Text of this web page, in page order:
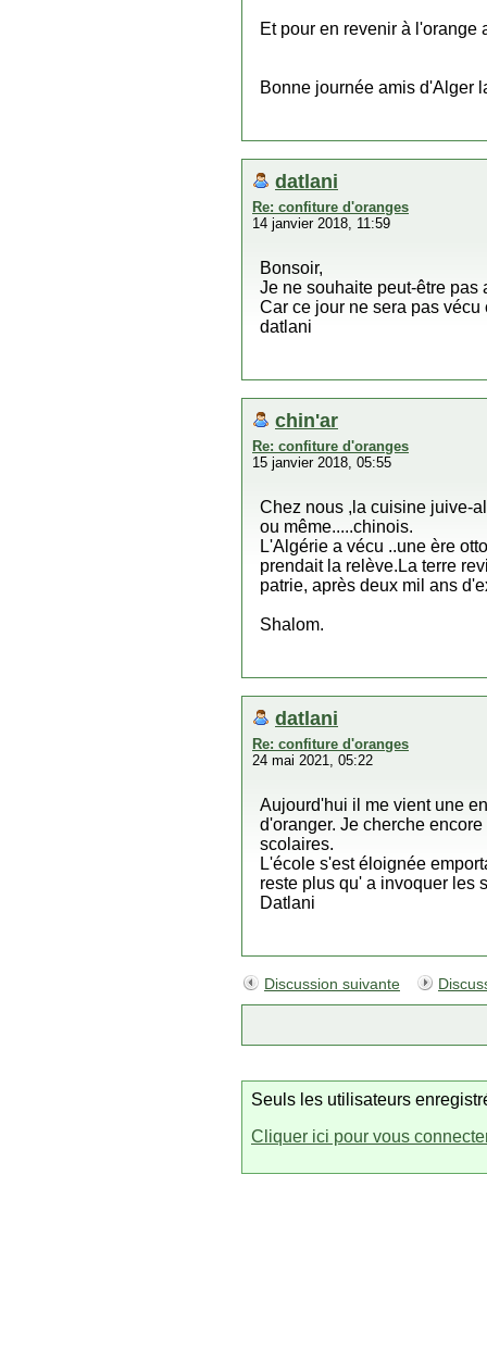
Et pour en revenir à
Bonne journée amis d'Alger
datlani
Re: confiture d'oranges
14 janvier 2018, 11:59
Bonsoir,
Je ne souhaite peut-être pas
Car ce jour ne sera pas
datlani
chin'ar
Re: confiture d'oranges
15 janvier 2018, 05:55
Chez nous ,la cuisine juive-
ou même.....chinois.
L'Algérie a vécu ..une ère
prendait la relève.La terre
patrie, après deux mil ans
Shalom.
datlani
Re: confiture d'oranges
24 mai 2021, 05:22
Aujourd'hui il me vient une
d'oranger. Je cherche
scolaires.
L'école s'est éloignée
reste plus qu' a invoquer les
Datlani
Discussion suivante
Seuls les utilisateurs
Cliquer ici pour vous